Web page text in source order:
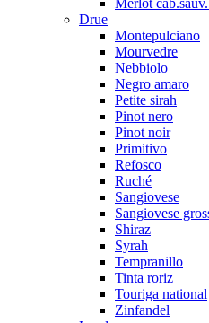
Drue
Montepulciano
Mourvedre
Nebbiolo
Negro amaro
Petite sirah
Pinot nero
Pinot noir
Primitivo
Refosco
Ruché
Sangiovese
Sangiovese
Shiraz
Syrah
Tempranillo
Tinta roriz
Touriga national
Zinfandel